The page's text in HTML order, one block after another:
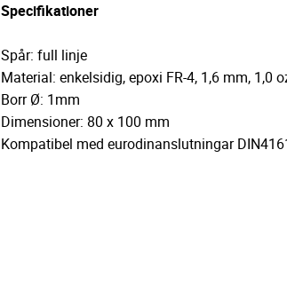
Specifikationer
Spår: full linje
Material: enkelsidig, epoxi FR-4, 1,6 mm, 1,0
Borr Ø: 1mm
Dimensioner: 80 x 100 mm
Kompatibel med eurodinanslutningar